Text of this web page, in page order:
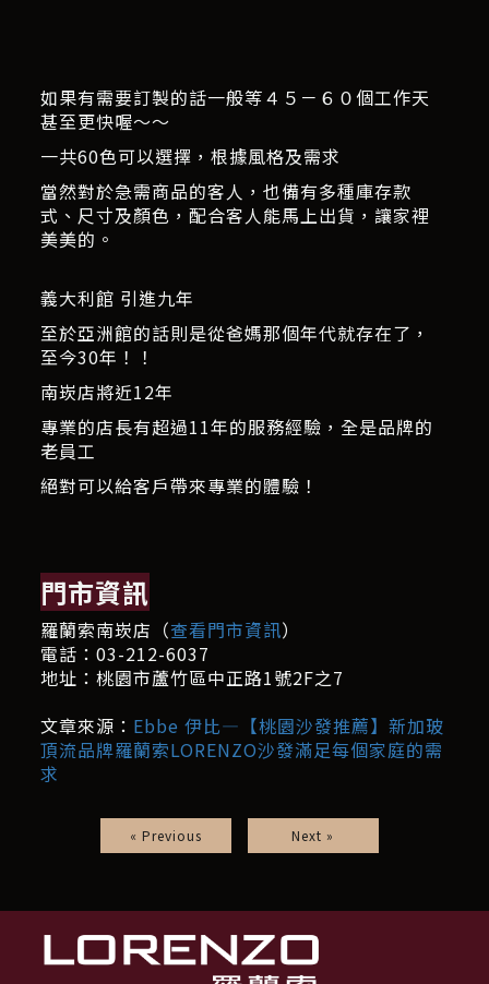
如果有需要訂製的話一般等４５－６０個工作天
甚至更快喔～～
一共60色可以選擇，根據風格及需求
當然對於急需商品的客人，也備有多種庫存款
式、尺寸及顏色，配合客人能馬上出貨，讓家裡
美美的。
義大利館 引進九年
至於亞洲館的話則是從爸媽那個年代就存在了，
至今30年！！
南崁店將近12年
專業的店長有超過11年的服務經驗，全是品牌的
老員工
絕對可以給客戶帶來專業的體驗！
門市資訊
羅蘭索南崁店（查看門市資訊）
電話：03-212-6037
地址：桃園市蘆竹區中正路1號2F之7
文章來源： Ebbe 伊比—【桃園沙發推薦】新加玻
頂流品牌羅蘭索LORENZO沙發滿足每個家庭的需
求
« Previous Next »